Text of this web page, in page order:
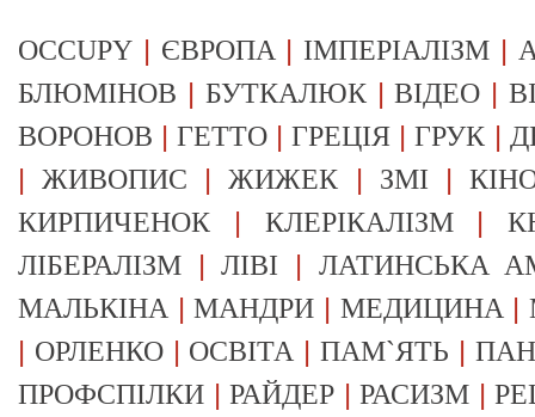
OCCUPY | ЄВРОПА | ІМПЕРІАЛІЗМ |
БЛЮМІНОВ | БУТКАЛЮК|ВІДЕО |
ВОРОНОВ |ГЕТТО |ГРЕЦІЯ |ГРУК |
|ЖИВОПИС |ЖИЖЕК | ЗМІ |
КИРПИЧЕНОК | КЛЕРІКАЛІЗМ|
ЛІБЕРАЛІЗМ |ЛІВІ | ЛАТИНСЬКА
МАЛЬКІНА |МАНДРИ | МЕДИЦИНА |
| ОРЛЕНКО| ОСВІТА |ПАМ`ЯТЬ |
ПРОФСПІЛКИ |РАЙДЕР |РАСИЗМ |